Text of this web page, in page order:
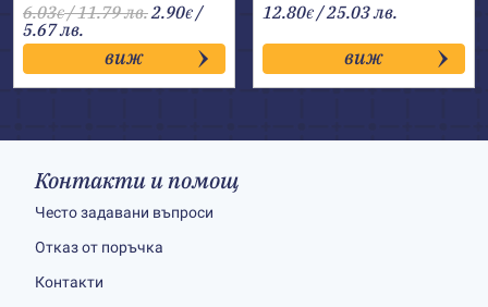
6.03€/ 11.79 лв.2.90€ /
5.67 лв.
виж
12.80€ / 25.03 лв.
виж
Контакти и помощ
Често задавани въпроси
Отказ от поръчка
Контакти